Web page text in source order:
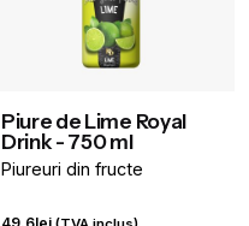
Piure de Lime Royal
Drink - 750 ml
Piureuri din fructe